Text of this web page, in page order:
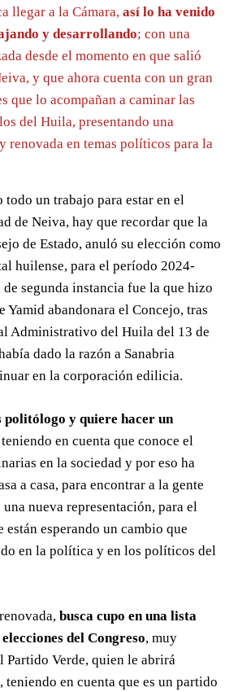
llegar a la Cámara, así lo ha venido
y desarrollando; con una
desde el momento en que salió
y que ahora cuenta con un gran
que lo acompañan a caminar las
del Huila, presentando una
renovada en temas políticos para la
todo un trabajo para estar en el
de Neiva, hay que recordar que la
de Estado, anuló su elección como
huilense, para el período 2024-
segunda instancia fue la que hizo
Yamid abandonara el Concejo, tras
Administrativo del Huila del 13 de
dado la razón a Sanabria
en la corporación edilicia.
politólogo y quiere hacer un
teniendo en cuenta que conoce el
en la sociedad y por eso ha
a casa, para encontrar a la gente
una nueva representación, para el
están esperando un cambio que
en la política y en los políticos del
busca cupo en una lista
del Congreso, muy
Partido Verde, quien le abrirá
en cuenta que es un partido